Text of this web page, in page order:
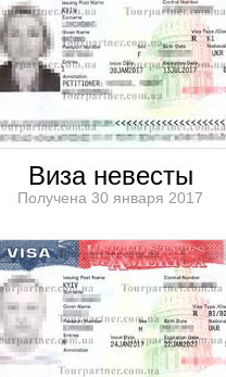
Виза невесты
Получена 30 января 2017